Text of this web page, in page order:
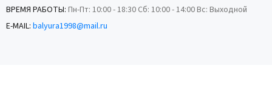
ВРЕМЯ РАБОТЫ: Пн-Пт: 10:00 - 18:30 Сб: 10:00 - 14:00 Вс: Выходной
E-MAIL: balyura1998@mail.ru